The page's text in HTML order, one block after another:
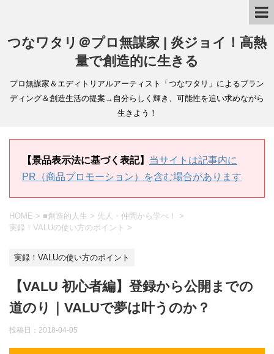
つなワタリ＠プロ無謀家 | 炎ジョイ！高熱
量で創造的に生きる
プロ無謀家＆エディトリアルアーティスト「つなワタリ」によるブラン
ディング＆創造生活の提案→自分らしく輝き、可能性を追い求めながら
生きよう！
【景品表示法に基づく表記】 当サイトは記事内に
PR（商品プロモーション）を含む場合があります
HOME > ■創造的人生 > 先人・仲間から学べ！
>
実録！VALUの使い方のポイント >
実録！VALUの使い方のポイント
【VALU 初心者編】登録から公開までの
道のり｜VALUで夢は叶うのか？
投稿日： 2018-04-05